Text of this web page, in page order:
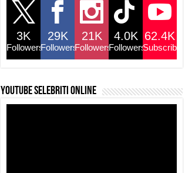
3K
Followers
29K
Followers
21K
Followers
4.0K
Followers
62.4K
Subscribers
YouTube selebriti online